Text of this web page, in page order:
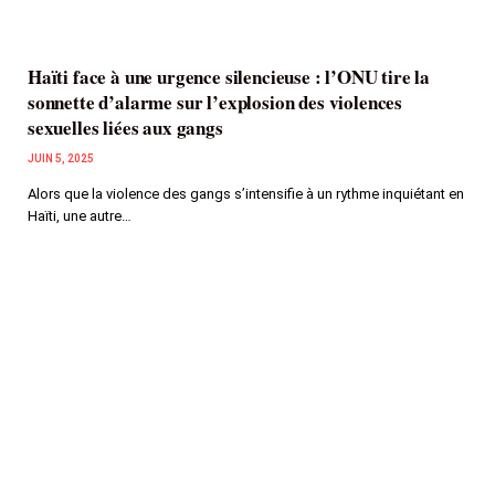
Haïti face à une urgence silencieuse : l’ONU tire la
sonnette d’alarme sur l’explosion des violences
sexuelles liées aux gangs
JUIN 5, 2025
Alors que la violence des gangs s’intensifie à un rythme inquiétant en
Haïti, une autre…